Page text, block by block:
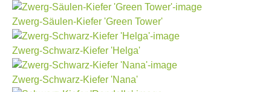
Zwerg-Säulen-Kiefer 'Green Tower'
Zwerg-Schwarz-Kiefer 'Helga'
Zwerg-Schwarz-Kiefer 'Nana'